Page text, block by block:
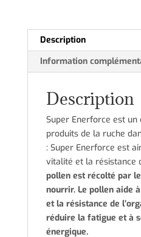
Description
Information
Description
Super Enerforce est un
produits de la ruche
: Super Enerforce est
vitalité et la résistance
pollen est récolté par
nourrir. Le pollen aide
et la résistance de
réduire la fatigue et à
énergique.